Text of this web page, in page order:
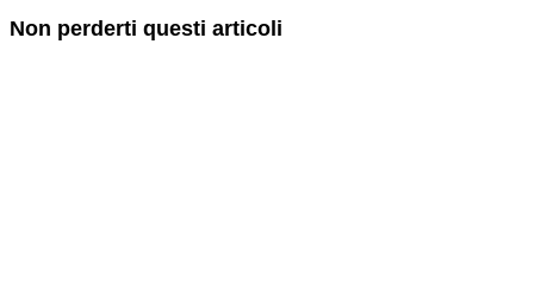
Non perderti questi articoli